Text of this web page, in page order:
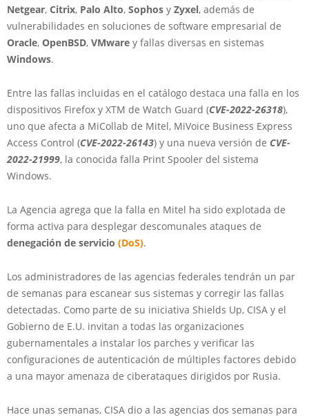
Netgear, Citrix, Palo Alto, Sophos y Zyxel, además de
vulnerabilidades en soluciones de software empresarial de
Oracle, OpenBSD, VMware y fallas diversas en sistemas
Windows.
Entre las fallas incluidas en el catálogo destaca una falla en los
dispositivos Firefox y XTM de Watch Guard (CVE-2022-26318),
uno que afecta a MiCollab de Mitel, MiVoice Business Express
Access Control (CVE-2022-26143) y una nueva versión de CVE-
2022-21999, la conocida falla Print Spooler del sistema
Windows.
La Agencia agrega que la falla en Mitel ha sido explotada de
forma activa para desplegar descomunales ataques de
denegación de servicio (DoS).
Los administradores de las agencias federales tendrán un par
de semanas para escanear sus sistemas y corregir las fallas
detectadas. Como parte de su iniciativa Shields Up, CISA y el
Gobierno de E.U. invitan a todas las organizaciones
gubernamentales a instalar los parches y verificar las
configuraciones de autenticación de múltiples factores debido
a una mayor amenaza de ciberataques dirigidos por Rusia.
Hace unas semanas, CISA dio a las agencias dos semanas para